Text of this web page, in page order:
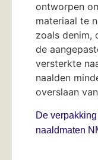
ontworpen
materiaal te
zoals denim,
de
versterkte
naalden
overslaan
De
naaldmaten